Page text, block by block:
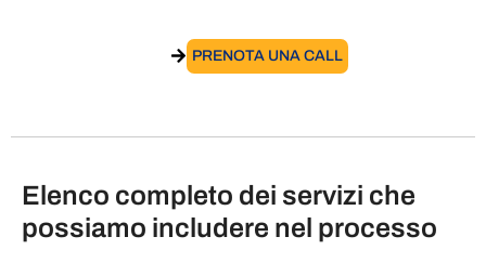
PRENOTA UNA CALL
Elenco completo dei servizi che
possiamo includere nel processo